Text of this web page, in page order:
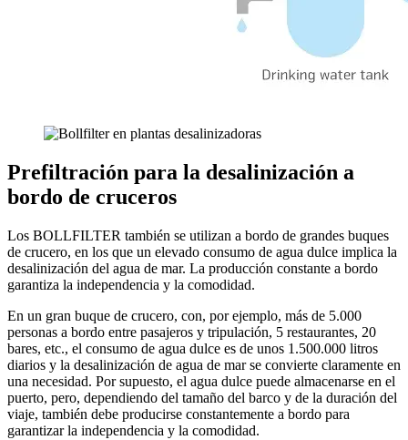
Prefiltración para la desalinización a
bordo de cruceros
Los BOLLFILTER también se utilizan a bordo de grandes buques
de crucero, en los que un elevado consumo de agua dulce implica la
desalinización del agua de mar. La producción constante a bordo
garantiza la independencia y la comodidad.
En un gran buque de crucero, con, por ejemplo, más de 5.000
personas a bordo entre pasajeros y tripulación, 5 restaurantes, 20
bares, etc., el consumo de agua dulce es de unos 1.500.000 litros
diarios y la desalinización de agua de mar se convierte claramente en
una necesidad. Por supuesto, el agua dulce puede almacenarse en el
puerto, pero, dependiendo del tamaño del barco y de la duración del
viaje, también debe producirse constantemente a bordo para
garantizar la independencia y la comodidad.